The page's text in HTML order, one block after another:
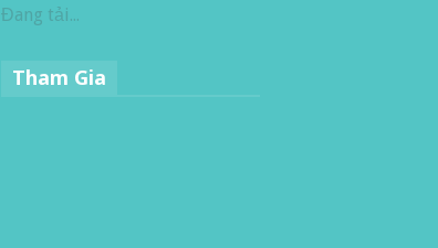
Đang tải...
Tham Gia